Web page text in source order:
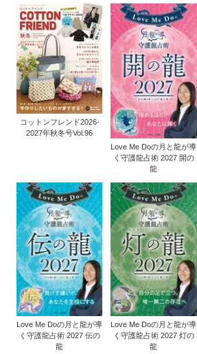
コットンフレンド2026-
2027年秋冬号Vol.96
Love Me Doの月と龍が導
く守護龍占術 2027 開の
龍
Love Me Doの月と龍が導
く守護龍占術 2027 伝の
龍
Love Me Doの月と龍が導
く守護龍占術 2027 灯の
龍